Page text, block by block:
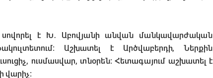
է Խ․ Աբովյանի անվան մանկավարժական
Աշխատել է Արծվաբերդի, Ներքին
ուսմասվար, տնօրեն։ Հետագայում աշխատել է
վարիչ։